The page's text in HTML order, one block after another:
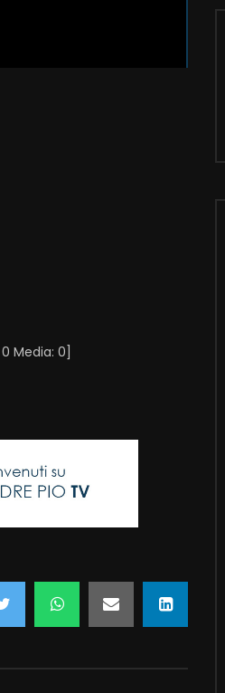
0 Media: 0